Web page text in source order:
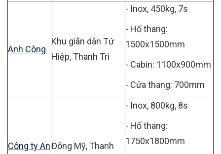
Anh Công
Khu giãn dân Tứ
Hiệp, Thanh Trì
- Inox, 450kg, 7s
- Hố thang:
1500x1500mm
- Cabin: 1100x900mm
- Cửa thang: 700mm
Công ty AnĐông Mỹ, Thanh
- Inox, 800kg, 8s
- Hố thang:
1750x1800mm